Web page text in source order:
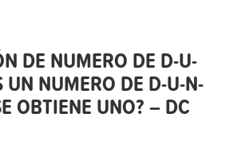
DE NUMERO DE D-U-
UN NUMERO DE D-U-N-
OBTIENE UNO? – DC